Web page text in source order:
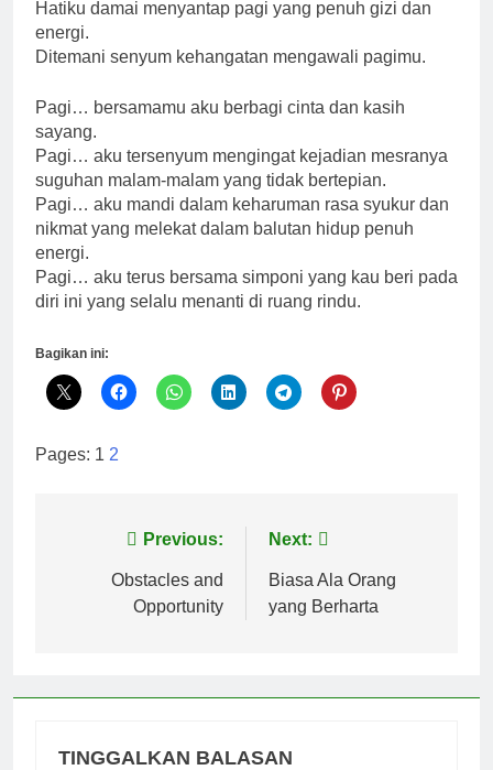
Pagi yang
Takdir: Rahasia
Rutinitas Orang
1 Tahun Ago
Penulisan
Menjemput Era
Digital dengan
Kata-kata
Memahami
Sindrom
Geriatri:
Tantangan dan
Harapan untuk
2 Tahun Ago
Hatiku damai menyantap pagi yang penuh gizi dan
energi.
Ditemani senyum kehangatan mengawali pagimu.
Pagi… bersamamu aku berbagi cinta dan kasih
sayang.
Pagi… aku tersenyum mengingat kejadian mesranya
suguhan malam-malam yang tidak bertepian.
Pagi… aku mandi dalam keharuman rasa syukur dan
nikmat yang melekat dalam balutan hidup penuh
energi.
Pagi… aku terus bersama simponi yang kau beri pada
diri ini yang selalu menanti di ruang rindu.
Bagikan ini:
Pages: 1 2
NavigasiPrevious:
Obstacles and
Opportunity
Next:
Biasa Ala Orang
yang Berharta
TINGGALKAN BALASAN